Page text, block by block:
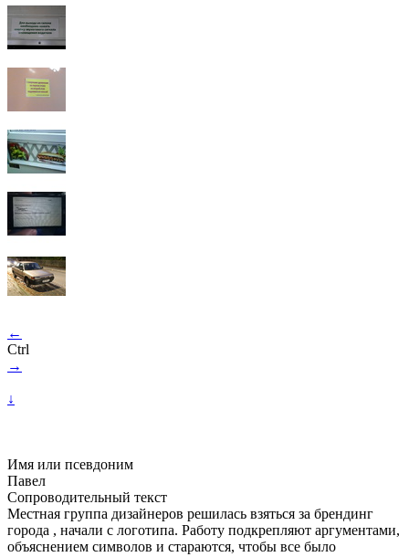
←
Ctrl
→
↓
Имя или псевдоним
Павел
Сопроводительный текст
Местная группа дизайнеров решилась взяться за брендинг
города , начали с логотипа. Работу подкрепляют аргументами,
объяснением символов и стараются, чтобы все было